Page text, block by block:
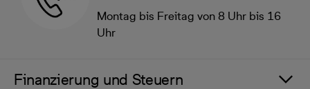
Montag bis Freitag von 8 Uhr bis 16
Uhr
Finanzierung und Steuern